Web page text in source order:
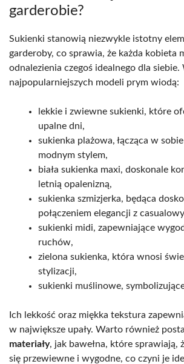
garderobie?
Sukienki stanowią niezwykle istotny
garderoby, co sprawia, że każda kobieta
odnalezienia czegoś idealnego dla siebie.
najpopularniejszych modeli prym wiodą:
lekkie i zwiewne sukienki, które
upalne dni,
sukienka plażowa, łącząca w
modnym stylem,
biała sukienka maxi, doskonale
letnią opalenizną,
sukienka szmizjerka, będąca
połączeniem elegancji z
sukienki midi, zapewniające
ruchów,
zielona sukienka, która wnosi
stylizacji,
sukienki muślinowe,
Ich lekkość oraz miękka tekstura
w największe upały. Warto również
materiały, jak bawełna, które sprawiają,
się przewiewne i wygodne, co czyni je